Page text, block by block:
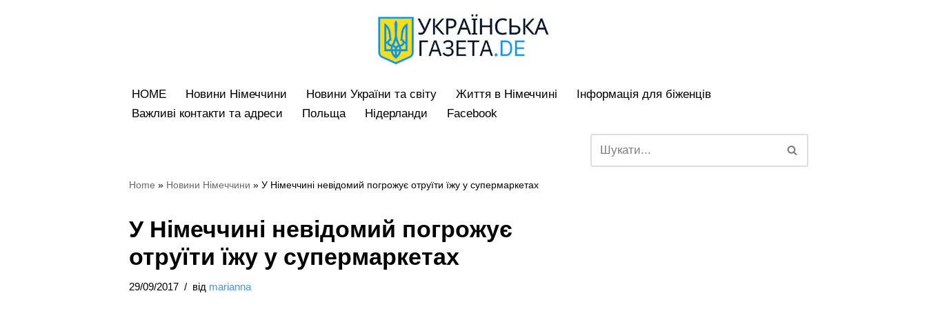
HOME
Новини Німеччини Hовини України та світу Життя в Німеччині
Iнформація для біженців
Bажливі контакти та адреси
Польща Нідерланди Facebook
Home » Новини Німеччини » У Німеччині невідомий погрожує отруїти їжу у супермаркетах
У Німеччині невідомий погрожує
отруїти їжу у супермаркетах
29/09/2017 від marianna